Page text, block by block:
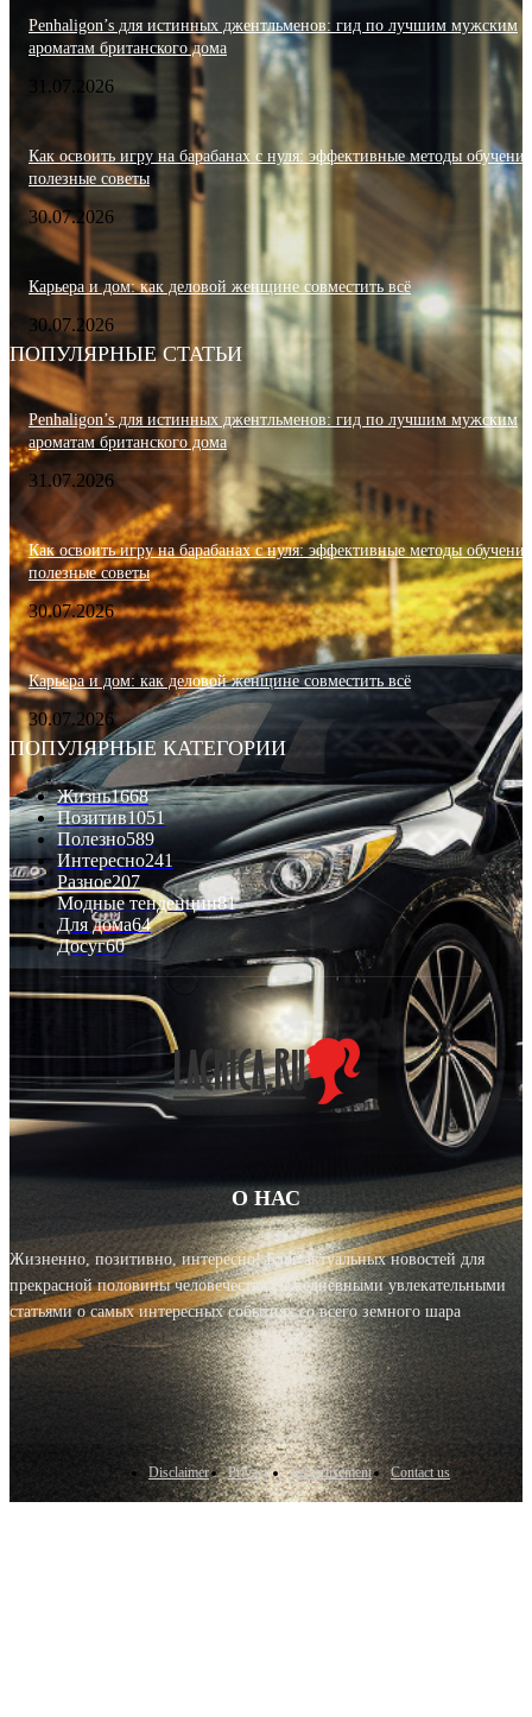
Penhaligon’s для истинных джентльменов: гид по лучшим мужским
ароматам британского дома
31.07.2026
Как освоить игру на барабанах с нуля: эффективные методы
полезные советы
30.07.2026
Карьера и дом: как деловой женщине совместить всё
30.07.2026
ПОПУЛЯРНЫЕ СТАТЬИ
Penhaligon’s для истинных джентльменов: гид по лучшим мужским
ароматам британского дома
31.07.2026
Как освоить игру на барабанах с нуля: эффективные методы
полезные советы
30.07.2026
Карьера и дом: как деловой женщине совместить всё
30.07.2026
ПОПУЛЯРНЫЕ КАТЕГОРИИ
Жизнь1668
Позитив1051
Полезно589
Интересно241
Разное207
Модные тенденции81
Для дома64
Досуг60
О НАС
Жизненно, позитивно, интересно! Блог актуальных новостей для
прекрасной половины человечества с ежедневными увлекательными
статьями о самых интересных событиях со всего земного шара
Disclaimer Privacy Advertisement Contact us